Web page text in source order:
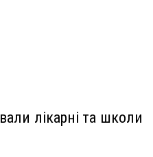
лікарні та школи